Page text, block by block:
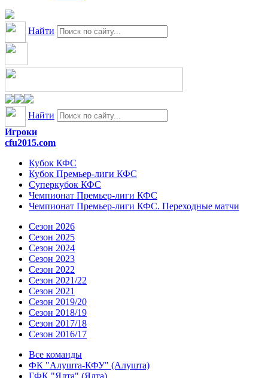
Найти
Найти
Игроки
cfu2015.com
Кубок КФС
Кубок Премьер-лиги КФС
Суперкубок КФС
Чемпионат Премьер-лиги КФС
Чемпионат Премьер-лиги КФС. Переходные матчи
Сезон 2026
Сезон 2025
Сезон 2024
Сезон 2023
Сезон 2022
Сезон 2021/22
Сезон 2021
Сезон 2019/20
Сезон 2018/19
Сезон 2017/18
Сезон 2016/17
Все команды
ФК "Алушта-КФУ" (Алушта)
ГФК "Ялта" (Ялта)